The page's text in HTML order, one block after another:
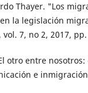
Thayer. "Los
la legislación
7, no 2, 2017,
otro entre
e